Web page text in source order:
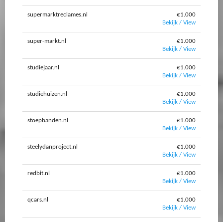
supermarktreclames.nl
€1.000
Bekijk / View
super-markt.nl
€1.000
Bekijk / View
studiejaar.nl
€1.000
Bekijk / View
studiehuizen.nl
€1.000
Bekijk / View
stoepbanden.nl
€1.000
Bekijk / View
steelydanproject.nl
€1.000
Bekijk / View
redbit.nl
€1.000
Bekijk / View
qcars.nl
€1.000
Bekijk / View